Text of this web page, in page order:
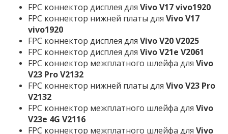
FPC коннектор дисплея для Vivo V17 vivo1920
FPC коннектор нижней платы для Vivo V17
vivo1920
FPC коннектор дисплея для Vivo V20 V2025
FPC коннектор дисплея для Vivo V21e V2061
FPC коннектор межплатного шлейфа для Vivo
V23 Pro V2132
FPC коннектор нижней платы для Vivo V23 Pro
V2132
FPC коннектор межплатного шлейфа для Vivo
V23e 4G V2116
FPC коннектор межплатного шлейфа для Vivo